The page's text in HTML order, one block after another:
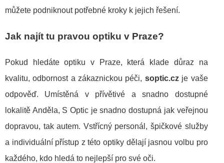
můžete podniknout potřebné kroky k jejich řešení.
Jak najít tu pravou optiku v Praze?
Pokud hledáte optiku v Praze, která klade důraz na
kvalitu, odbornost a zákaznickou péči, soptic.czje vaše
odpověď. Umístěná v přívětivé a snadno dostupné
lokalitě Anděla, S Optic je snadno dostupná jak veřejnou
dopravou, tak autem. Vstřícný personál, špičkové služby
a individuální přístup z této optiky dělají jasnou volbu pro
každého, kdo hledá to nejlepší pro své oči.